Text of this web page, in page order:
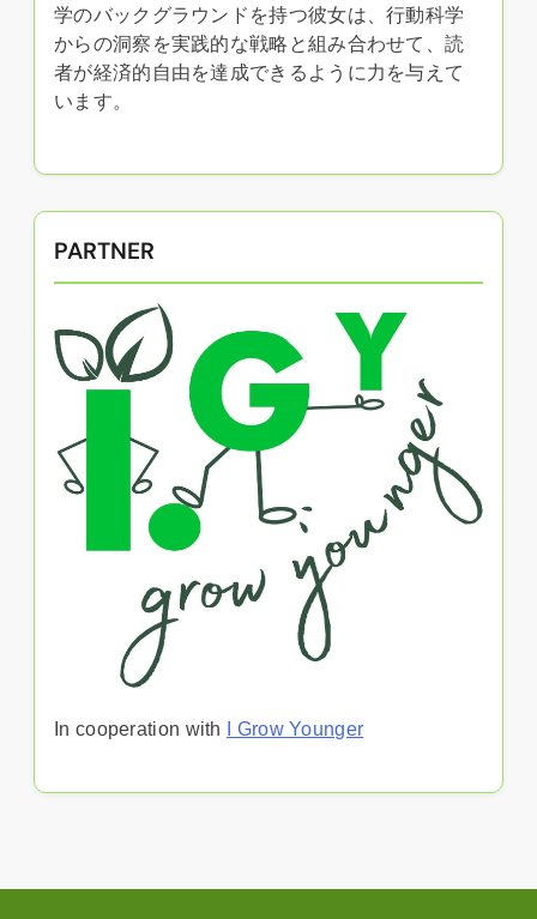
学のバックグラウンドを持つ彼女は、行動科学
からの洞察を実践的な戦略と組み合わせて、読
者が経済的自由を達成できるように力を与えて
います。
PARTNER
In cooperation with I Grow Younger